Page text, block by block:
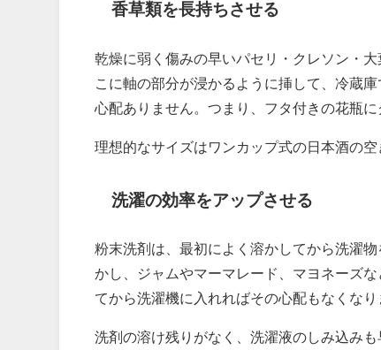
香草類を長持ちさせる
乾燥に弱く傷みの早いパセリ・クレソン・
こに軸の部分が浸かるように挿して、冷蔵
心配ありません。つまり、フタ付きの花瓶
理想的なサイズはワンカップ式の日本酒の
洗濯の効率をアップさせる
粉末洗剤は、最初によく溶かしてから洗濯
かし、ジャムやマーマレード、マヨネーズ
てから洗濯機に入れればその心配もなくなり
洗剤の溶け残りがなく、洗濯液のしみ込み